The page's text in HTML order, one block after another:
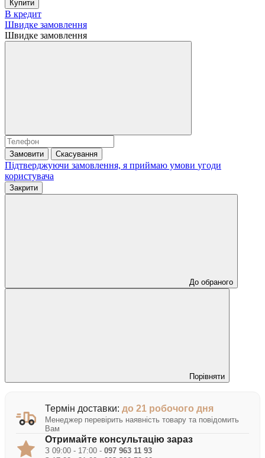
Купити
В кредит
Швидке замовлення
Швидке замовлення
Замовити Скасування
Підтверджуючи замовлення, я приймаю умови угоди
користувача
Закрити
До обраного
Порівняти
Термін доставки: до 21 робочого дня
Менеджер перевірить наявність товару та повідомить
Вам
Отримайте консультацію зараз
З 09:00 - 17:00 - 097 963 11 93